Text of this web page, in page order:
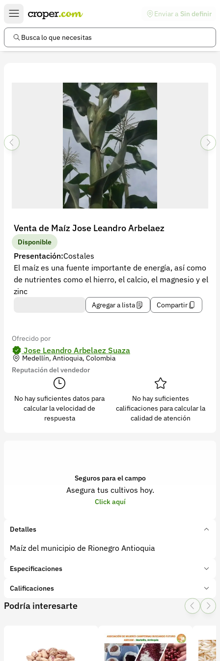
Enviar a Sin definir
Busca lo que necesitas
Venta de Maíz Jose Leandro Arbelaez
Disponible
Presentación:Costales
El maíz es una fuente importante de energía, así como
de nutrientes como el hierro, el calcio, el magnesio y el
zinc
Agregar a lista Compartir
Ofrecido por
Jose Leandro Arbelaez Suaza
Medellín, Antioquia, Colombia
Reputación del vendedor
No hay suficientes datos para
calcular la velocidad de
respuesta
No hay suficientes
calificaciones para calcular la
calidad de atención
Seguros para el campo
Asegura tus cultivos hoy.
Click aquí
Detalles
Maíz del municipio de Rionegro Antioquia
Especificaciones
Marca:
Agro Antioquia Digital
Tipo de producto:Producto final
Calificaciones
1 Star
2 Star
3 Star4 Star
Podría interesarte
Enlaces de interés
Preguntas frecuentes
Información legal
Términos y condiciones
Política de devoluciones
Política de privacidad
Recuperar contraseña
Contacto
Soporte
+57 323 2931928
Versión 5.45.0
Síguenos